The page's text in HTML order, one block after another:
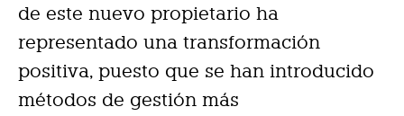
de este nuevo propietario ha
representado una transformación
positiva, puesto que se han introducido
métodos de gestión más